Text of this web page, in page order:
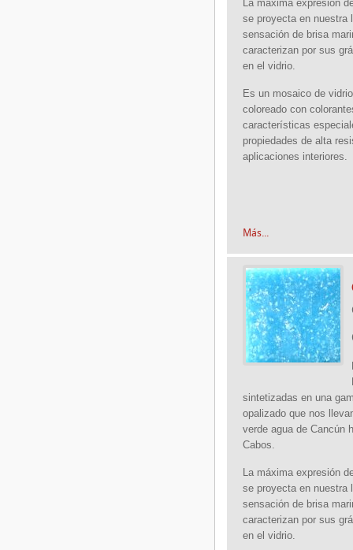
La máxima expresión
se proyecta en nuestra
sensación de brisa
caracterizan por sus
en el vidrio.
Es un mosaico de
coloreado con
características
propiedades de alta
aplicaciones interiores.
Más...
sintetizadas en una
opalizado que nos
verde agua de Cancún
Cabos.
La máxima expresión
se proyecta en nuestra
sensación de brisa
caracterizan por sus
en el vidrio.